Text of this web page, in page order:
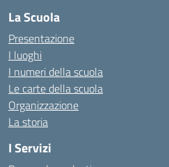
La Scuola
Presentazione
I luoghi
I numeri della scuola
Le carte della scuola
Organizzazione
La storia
I Servizi